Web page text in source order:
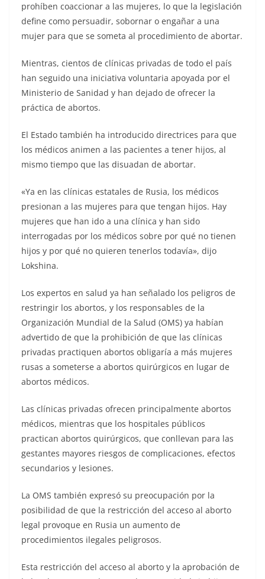
prohíben coaccionar a las mujeres, lo que la legislación
define como persuadir, sobornar o engañar a una
mujer para que se someta al procedimiento de abortar.
Mientras, cientos de clínicas privadas de todo el país
han seguido una iniciativa voluntaria apoyada por el
Ministerio de Sanidad y han dejado de ofrecer la
práctica de abortos.
El Estado también ha introducido directrices para que
los médicos animen a las pacientes a tener hijos, al
mismo tiempo que las disuadan de abortar.
«Ya en las clínicas estatales de Rusia, los médicos
presionan a las mujeres para que tengan hijos. Hay
mujeres que han ido a una clínica y han sido
interrogadas por los médicos sobre por qué no tienen
hijos y por qué no quieren tenerlos todavía», dijo
Lokshina.
Los expertos en salud ya han señalado los peligros de
restringir los abortos, y los responsables de la
Organización Mundial de la Salud (OMS) ya habían
advertido de que la prohibición de que las clínicas
privadas practiquen abortos obligaría a más mujeres
rusas a someterse a abortos quirúrgicos en lugar de
abortos médicos.
Las clínicas privadas ofrecen principalmente abortos
médicos, mientras que los hospitales públicos
practican abortos quirúrgicos, que conllevan para las
gestantes mayores riesgos de complicaciones, efectos
secundarios y lesiones.
La OMS también expresó su preocupación por la
posibilidad de que la restricción del acceso al aborto
legal provoque en Rusia un aumento de
procedimientos ilegales peligrosos.
Esta restricción del acceso al aborto y la aprobación de